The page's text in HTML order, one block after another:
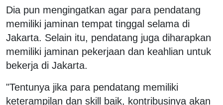
Dia pun mengingatkan agar para pendatang
memiliki jaminan tempat tinggal selama di
Jakarta. Selain itu, pendatang juga diharapkan
memiliki jaminan pekerjaan dan keahlian untuk
bekerja di Jakarta.
"Tentunya jika para pendatang memiliki
keterampilan dan skill baik, kontribusinya akan